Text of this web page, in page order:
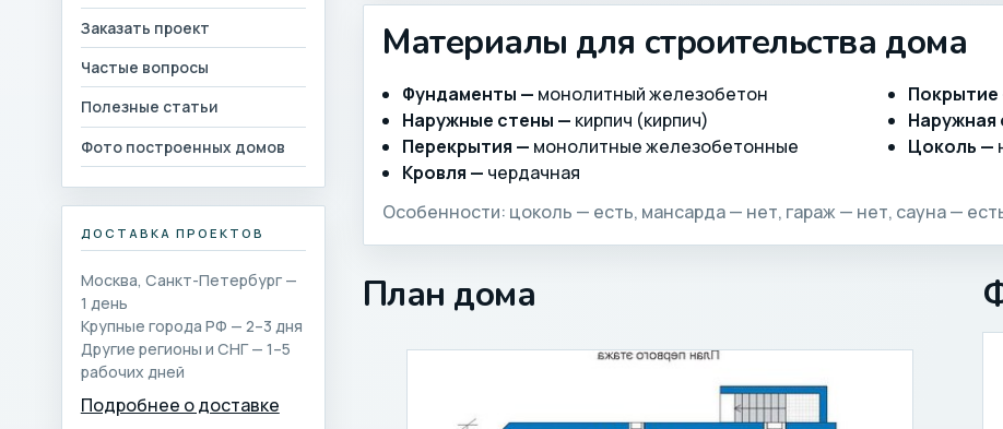
Заказать проект
Частые вопросы
Полезные статьи
Фото построенных домов
ДОСТАВКА ПРОЕКТОВ
Москва, Санкт-Петербург —
1 день
Крупные города РФ — 2–3 дня
Другие регионы и СНГ — 1–5
рабочих дней
Подробнее о доставке
Материалы для строительства дома
Фундаменты — монолитный железобетон
Наружные стены — кирпич (кирпич)
Перекрытия — монолитные железобетонные
Кровля — чердачная
Покрытие
Наружная
Цоколь —
Особенности: цоколь — есть, мансарда — нет, гараж — нет, сауна —
План дома